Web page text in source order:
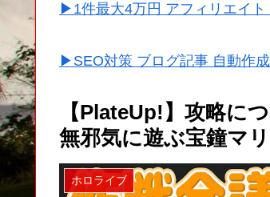
▶1件最大4万円 アフィリエイト
▶SEO対策 ブログ記事 自動作
【PlateUp!】攻略に
無邪気に遊ぶ宝鐘マ
ホロライブ